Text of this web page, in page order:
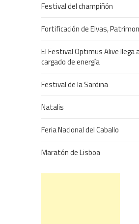
Festival del champiñón
Fortificación de Elvas,
El Festival Optimus Alive llega
cargado de energía
Festival de la Sardina
Natalis
Feria Nacional del Caballo
Maratón de Lisboa